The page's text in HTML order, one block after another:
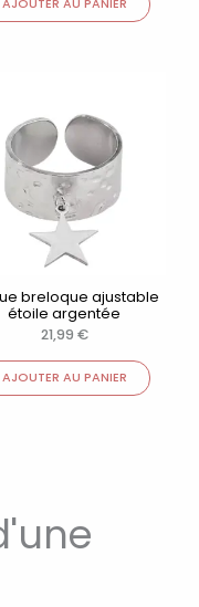
AJOUTER AU PANIER
breloque ajustable
étoile argentée
21,99 €
AJOUTER AU PANIER